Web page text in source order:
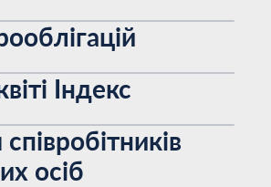
Індекс
осіб